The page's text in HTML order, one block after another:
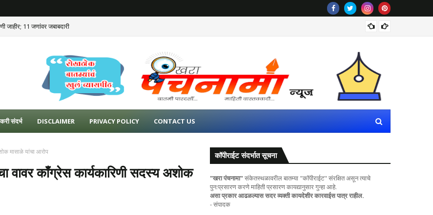
जाहीर; 11 जणांवर जबाबदारी
संदर्भ DISCLAIMER PRIVACY POLICY CONTACT US
मासाळे यांचा आरोप
वावर कॉंग्रेस कार्यकारिणी सदस्य अशोक
कॉपीराईट संदर्भात सूचना
"खरा पंचनामा"संकेतस्थळावरील बातम्या "कॉपीराईट" संरक्षित असून त्याचे
पुन:प्रसारण करणे माहिती प्रसारण कायद्यानुसार गुन्हा आहे.
असा प्रकार आढळल्यास सदर व्यक्ती कायदेशीर कारवाईस पात्र राहील.
- संपादक